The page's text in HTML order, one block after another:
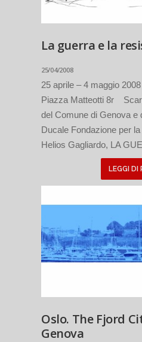
La guerra e la
25/04/2008
25 aprile – 4 maggio
Piazza Matteotti 8r
del Comune di Genova e
Ducale Fondazione per
Helios Gagliardo, LA
LEGGI DI
Oslo. The Fjord
Genova